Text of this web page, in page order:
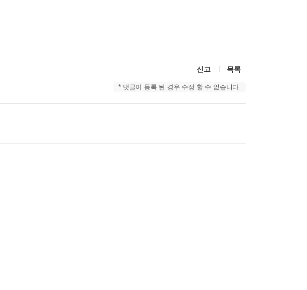
신고 목록
* 댓글이 등록 된 경우 수정 할 수 없습니다.